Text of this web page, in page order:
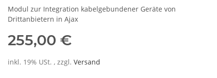
Modul zur Integration kabelgebundener Geräte von
Drittanbietern in Ajax
255,00 €
inkl. 19% USt. , zzgl. Versand